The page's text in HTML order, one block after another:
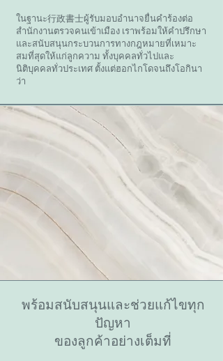
ในฐานะ行政書士ผู้รับมอบอำนาจยื่นคำร้องต่อ
สำนักงานตรวจคนเข้าเมือง เราพร้อมให้คำปรึกษา
และสนับสนุนกระบวนการทางกฎหมายที่เหมาะ
สมที่สุดให้แก่ลูกความ ทั้งบุคคลทั่วไปและ
นิติบุคคลทั่วประเทศ ตั้งแต่ฮอกไกโดจนถึงโอกินา
ว่า
พร้อมสนับสนุนและช่วยแก้ไขทุก
ปัญหา
ของลูกค้าอย่างเต็มที่